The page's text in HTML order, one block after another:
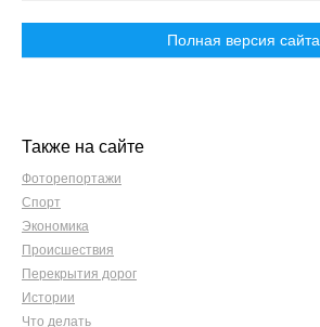
Полная версия сайта
Также на сайте
Фоторепортажи
Спорт
Экономика
Происшествия
Перекрытия дорог
Истории
Что делать